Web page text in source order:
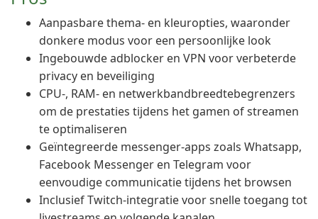
Aanpasbare thema- en kleuropties, waaronder
donkere modus voor een persoonlijke look
Ingebouwde adblocker en VPN voor verbeterde
privacy en beveiliging
CPU-, RAM- en netwerkbandbreedtebegrenzers
om de prestaties tijdens het gamen of streamen
te optimaliseren
Geïntegreerde messenger-apps zoals Whatsapp,
Facebook Messenger en Telegram voor
eenvoudige communicatie tijdens het browsen
Inclusief Twitch-integratie voor snelle toegang tot